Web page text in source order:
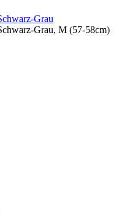
Grau
Grau, M (57-58cm)